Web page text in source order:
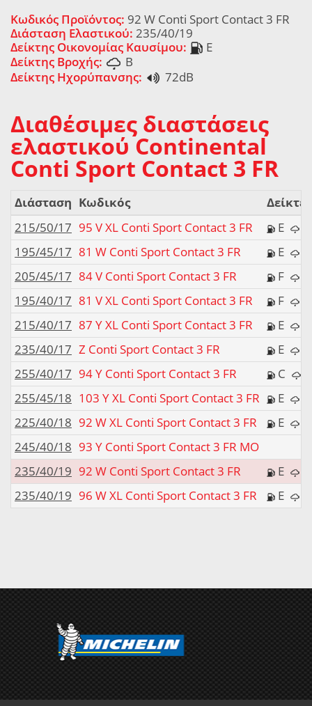
Κωδικός Προϊόντος: 92 W Conti Sport Contact 3 FR
Διάσταση Ελαστικού: 235/40/19
Δείκτης Οικονομίας Καυσίμου:
E
Δείκτης Βροχής:
B
Δείκτης Ηχορύπανσης:
72dB
Διαθέσιμες διαστάσεις
ελαστικού Continental
Conti Sport Contact 3 FR
Διάσταση Κωδικός
Δείκτες
215/50/17 95 V XL Conti Sport Contact 3 FR E
195/45/17 81 W Conti Sport Contact 3 FR E
205/45/17 84 V Conti Sport Contact 3 FR F
195/40/17 81 V XL Conti Sport Contact 3 FR F
215/40/17 87 Y XL Conti Sport Contact 3 FR E
235/40/17 Z Conti Sport Contact 3 FR E
255/40/17 94 Y Conti Sport Contact 3 FR C
255/45/18 103 Y XL Conti Sport Contact 3 FR E
225/40/18 92 W XL Conti Sport Contact 3 FR E
245/40/18 93 Y Conti Sport Contact 3 FR MO
235/40/19 92 W Conti Sport Contact 3 FR E
235/40/19 96 W XL Conti Sport Contact 3 FR E